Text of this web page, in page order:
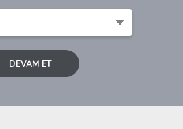
DEVAM ET